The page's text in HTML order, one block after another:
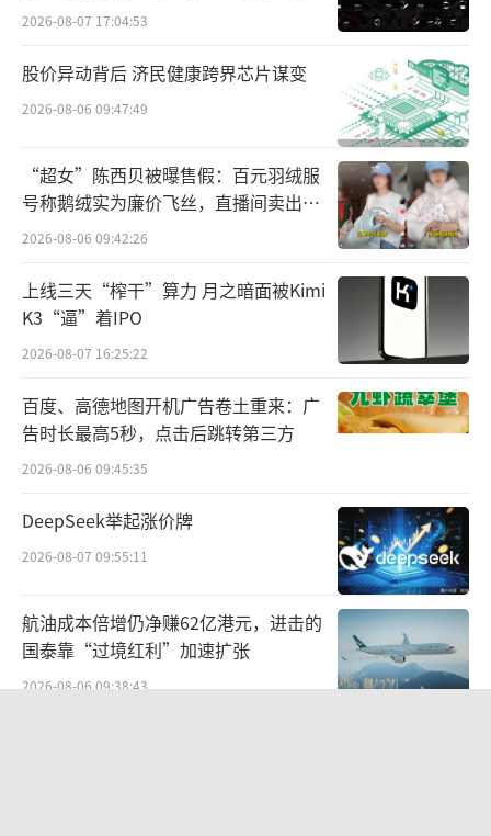
声明称，对于此次事件给广大消费者和社
会公众带来的困扰，该公司深表歉意。该公司
第一时间成立专项工作组，赴涉事企业，配合
政府部门进行全面排查。2025年10月至今，涉
事企业对林可霉素检测5892批次，监管部门检
测3批次，检测结论均合格。同时，双汇发展下
属所有生猪屠宰厂内部检测共计38863批次，监
公司将在双汇发展下属各个生猪屠宰厂加强源
头控制，加大检测频次，完善全链条溯源管
（责任编辑：zx0600）
2026-08-07 17:04:53
股价异动背后 济民健康跨界芯片谋变
2026-08-06 09:47:49
“超女”陈西贝被曝售假：百元羽绒服
号称鹅绒实为廉价飞丝，直播间卖出超
百万元
2026-08-06 09:42:26
上线三天“榨干”算力 月之暗面被Kimi
K3“逼”着IPO
2026-08-07 16:25:22
百度、高德地图开机广告卷土重来：广
告时长最高5秒，点击后跳转第三方
2026-08-06 09:45:35
DeepSeek举起涨价牌
2026-08-07 09:55:11
航油成本倍增仍净赚62亿港元，进击的
国泰靠“过境红利”加速扩张
2026-08-06 09:38:43